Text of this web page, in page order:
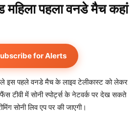
महिला पहला वनडे मैच कहां
for Alerts
इस पहले वनडे मैच के लाइव टेलीकास्ट को लेकर
फैंस टीवी में सोनी स्पोर्ट्स के नेटवर्क पर देख सकते
सोनी लिव एप पर की जाएगी।